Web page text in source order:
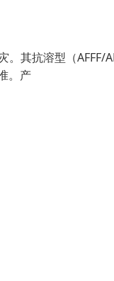
。其抗溶型（AFFF/
。产